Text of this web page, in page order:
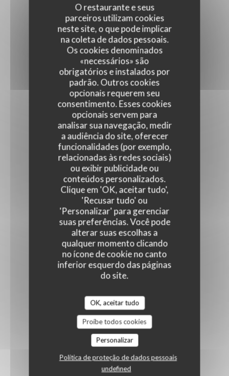
O restaurante e seus
parceiros utilizam cookies
neste site, o que pode implicar
na coleta de dados pessoais.
Os cookies denominados
«necessários» são
obrigatórios e instalados por
padrão. Outros cookies
opcionais requerem seu
consentimento. Esses cookies
opcionais servem para
analisar sua navegação, medir
a audiência do site, oferecer
funcionalidades (por exemplo,
relacionadas às redes sociais)
ou exibir publicidade ou
conteúdos personalizados.
Clique em 'OK, aceitar tudo',
'Recusar tudo' ou
'Personalizar' para gerenciar
suas preferências. Você pode
alterar suas escolhas a
qualquer momento clicando
no ícone de cookie no canto
inferior esquerdo das páginas
do site.
OK, aceitar tudo
Proíbe todos cookies
Personalizar
Política de proteção de dados pessoais
undefined